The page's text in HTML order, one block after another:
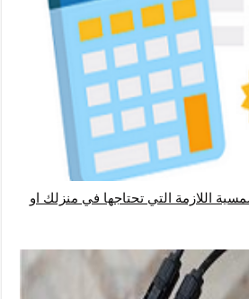
اللازمة التي تحتاجها في منزلك او